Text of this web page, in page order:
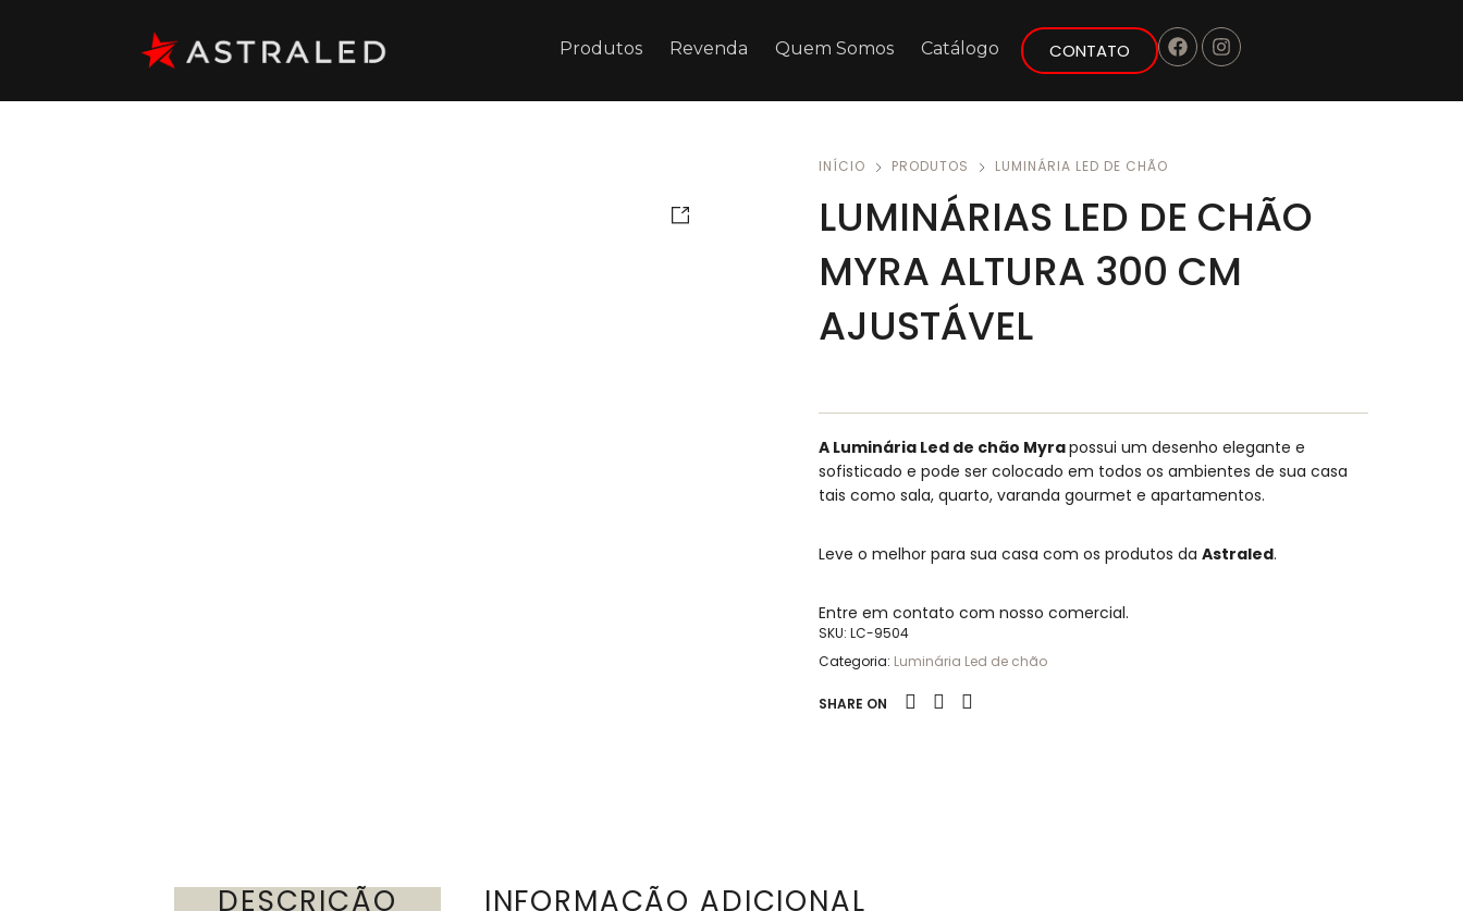
Produtos Revenda Quem Somos Catálogo CONTATO
INÍCIO PRODUTOS LUMINÁRIA LED DE CHÃO
LUMINÁRIAS LED DE CHÃO
MYRA ALTURA 300 CM
AJUSTÁVEL
A Luminária Led de chão Myrapossui um desenho elegante e
sofisticado e pode ser colocado em todos os ambientes de sua casa
tais como sala, quarto, varanda gourmet e apartamentos.
Leve o melhor para sua casa com os produtos da Astraled.
Entre em contato com nosso comercial.
SKU: LC-9504
Categoria: Luminária Led de chão
SHARE ON
DESCRIÇÃO INFORMAÇÃO ADICIONAL